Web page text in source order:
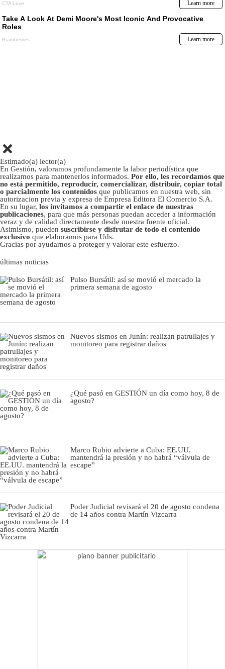
Estimado(a) lector(a)
En Gestión, valoramos profundamente la labor periodística que
realizamos para mantenerlos informados. Por ello, les recordamos que
no está permitido, reproducir, comercializar, distribuir, copiar total
o parcialmente los contenidos que publicamos en nuestra web, sin
autorizacion previa y expresa de Empresa Editora El Comercio S.A.
En su lugar, los invitamos a compartir el enlace de nuestras
publicaciones, para que más personas puedan acceder a información
veraz y de calidad directamente desde nuestra fuente oficial.
Asimismo, pueden suscribirse y disfrutar de todo el contenido
exclusivo que elaboramos para Uds.
Gracias por ayudarnos a proteger y valorar este esfuerzo.
últimas noticias
Pulso Bursátil: así se movió el mercado la
primera semana de agosto
Nuevos sismos en Junín: realizan patrullajes y
monitoreo para registrar daños
¿Qué pasó en GESTIÓN un día como hoy, 8 de
agosto?
Marco Rubio advierte a Cuba: EE.UU.
mantendrá la presión y no habrá “válvula de
escape”
Poder Judicial revisará el 20 de agosto condena
de 14 años contra Martín Vizcarra